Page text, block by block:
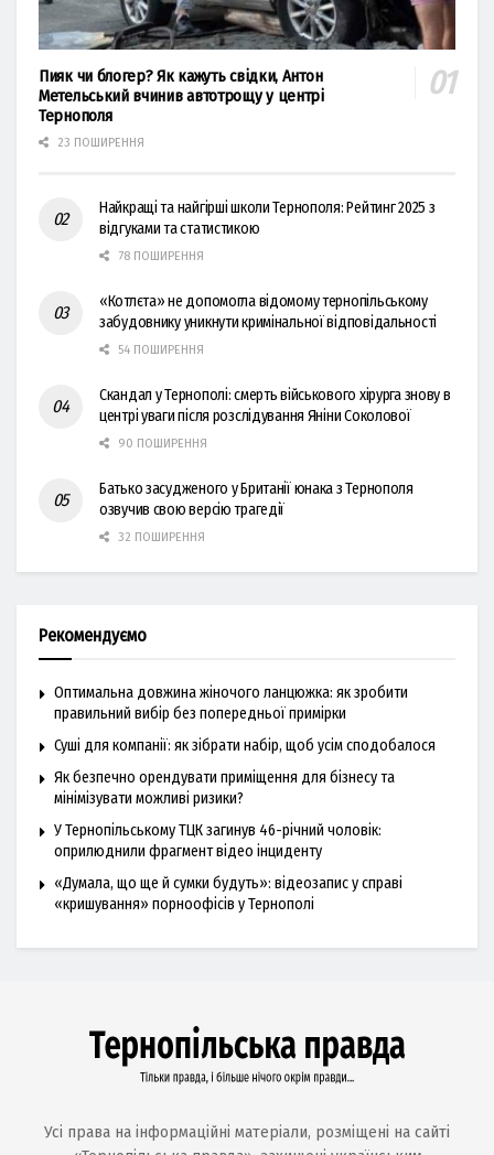
Пияк чи блогер? Як кажуть свідки, Антон
Метельський вчинив автотрощу у центрі
Тернополя
23 ПОШИРЕННЯ
Найкращі та найгірші школи Тернополя: Рейтинг 2025 з
відгуками та статистикою
78 ПОШИРЕННЯ
«Котлєта» не допомогла відомому тернопільському
забудовнику уникнути кримінальної відповідальності
54 ПОШИРЕННЯ
Скандал у Тернополі: смерть військового хірурга знову в
центрі уваги після розслідування Яніни Соколової
90 ПОШИРЕННЯ
Батько засудженого у Британії юнака з Тернополя
озвучив свою версію трагедії
32 ПОШИРЕННЯ
Рекомендуємо
Оптимальна довжина жіночого ланцюжка: як зробити
правильний вибір без попередньої примірки
Суші для компанії: як зібрати набір, щоб усім сподобалося
Як безпечно орендувати приміщення для бізнесу та
мінімізувати можливі ризики?
У Тернопільському ТЦК загинув 46-річний чоловік:
оприлюднили фрагмент відео інциденту
«Думала, що ще й сумки будуть»: відеозапис у справі
«кришування» порноофісів у Тернополі
Усі права на інформаційні матеріали, розміщені на сайті